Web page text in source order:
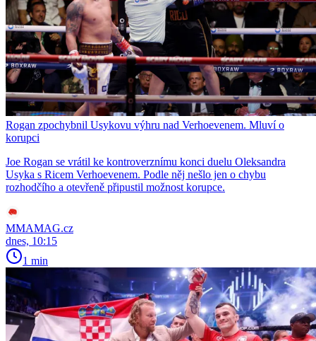
Rogan zpochybnil Usykovu výhru nad Verhoevenem. Mluví o
korupci
Joe Rogan se vrátil ke kontroverznímu konci duelu Oleksandra
Usyka s Ricem Verhoevenem. Podle něj nešlo jen o chybu
rozhodčího a otevřeně připustil možnost korupce.
MMAMAG.cz
dnes, 10:15
1 min